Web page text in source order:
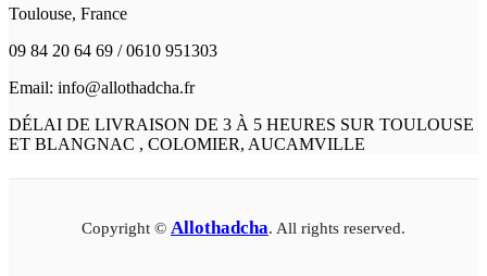
Toulouse, France
09 84 20 64 69 / 0610 951303
Email: info@allothadcha.fr
DÉLAI DE LIVRAISON DE 3 À 5 HEURES SUR TOULOUSE
ET BLANGNAC , COLOMIER, AUCAMVILLE
Copyright © Allothadcha. All rights reserved.